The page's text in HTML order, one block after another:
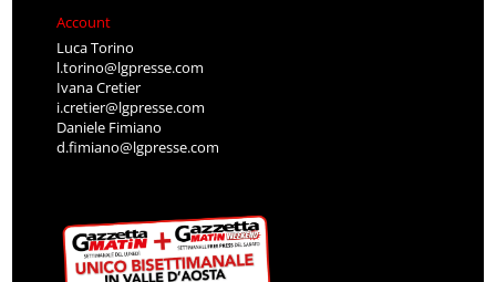
Account
Luca Torino
l.torino@lgpresse.com
Ivana Cretier
i.cretier@lgpresse.com
Daniele Fimiano
d.fimiano@lgpresse.com